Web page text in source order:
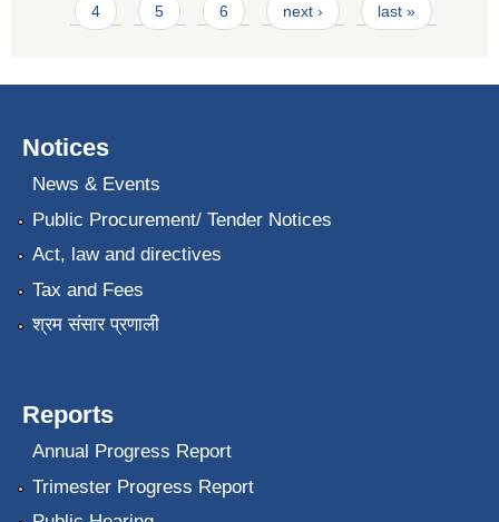
4 5 6 next › last »
Notices
News & Events
Public Procurement/ Tender Notices
Act, law and directives
Tax and Fees
श्रम संसार प्रणाली
Reports
Annual Progress Report
Trimester Progress Report